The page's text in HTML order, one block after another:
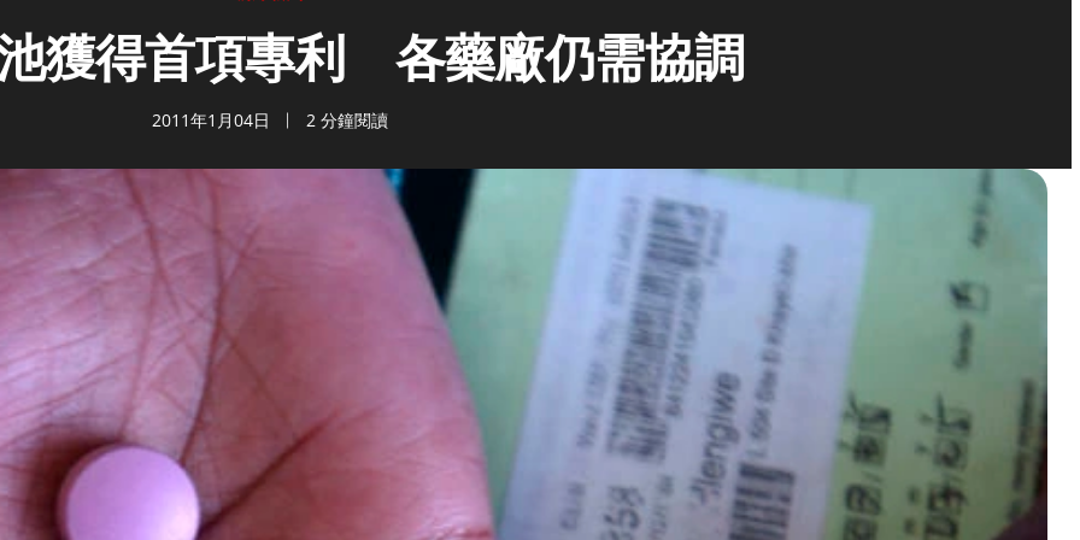
獲得首項專利 各藥廠仍需協調
2011年1月04日 2 分鐘閱讀